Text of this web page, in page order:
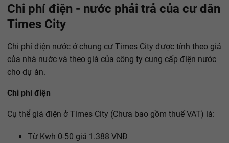
Chi phí điện - nước phải trả của cư dân
Times City
Chi phí điện nước ở chung cư Times City được tính theo giá
của nhà nước và theo giá của công ty cung cấp điện nước
cho dự án.
Chi phí điện
Cụ thể giá điện ở Times City (Chưa bao gồm thuế VAT) là:
Từ Kwh 0-50 giá 1.388 VNĐ